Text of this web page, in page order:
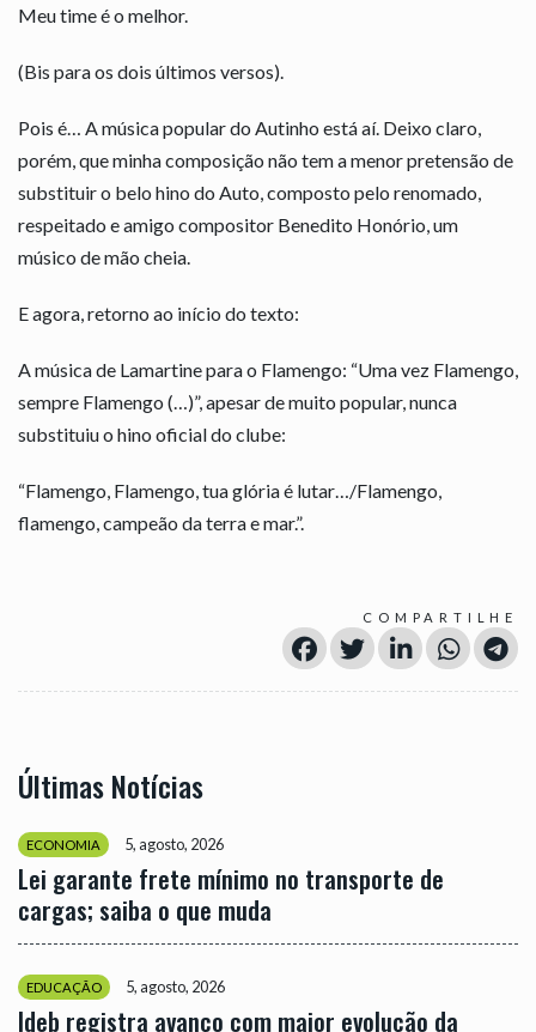
Meu time é o melhor.
(Bis para os dois últimos versos).
Pois é… A música popular do Autinho está aí. Deixo claro,
porém, que minha composição não tem a menor pretensão de
substituir o belo hino do Auto, composto pelo renomado,
respeitado e amigo compositor Benedito Honório, um
músico de mão cheia.
E agora, retorno ao início do texto:
A música de Lamartine para o Flamengo: “Uma vez Flamengo,
sempre Flamengo (…)”, apesar de muito popular, nunca
substituiu o hino oficial do clube:
“Flamengo, Flamengo, tua glória é lutar…/Flamengo,
flamengo, campeão da terra e mar.”.
COMPARTILHE
Últimas Notícias
ECONOMIA 5, agosto, 2026
Lei garante frete mínimo no transporte de
cargas; saiba o que muda
EDUCAÇÃO 5, agosto, 2026
Ideb registra avanço com maior evolução da